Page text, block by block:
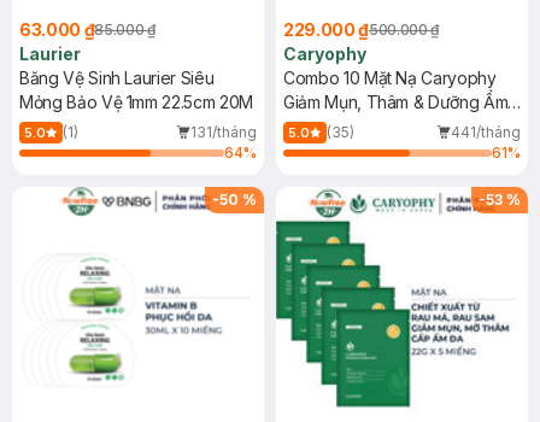
63.000 ₫85.000 ₫
Laurier
Băng Vệ Sinh Laurier Siêu
Mỏng Bảo Vệ 1mm 22.5cm 20M
5.0 (1)
131/tháng
64%
229.000 ₫500.000 ₫
Caryophy
Combo 10 Mặt Nạ Caryophy
Giảm Mụn, Thâm & Dưỡng Ẩm
Da 22g
5.0 (35)
441/tháng
61%
-50 % -53 %